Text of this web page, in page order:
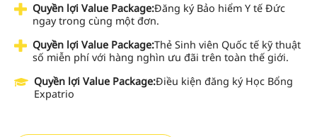
Quyền lợi Value Package:Đăng ký Bảo hiểm Y tế Đức
ngay trong cùng một đơn.
Quyền lợi Value Package:Thẻ Sinh viên Quốc tế kỹ thuật
số miễn phí với hàng nghìn ưu đãi trên toàn thế giới.
Quyền lợi Value Package:Điều kiện đăng ký Học Bổng
Expatrio